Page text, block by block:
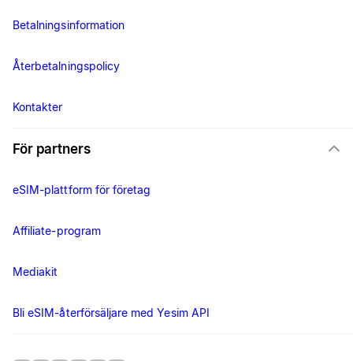
Betalningsinformation
Återbetalningspolicy
Kontakter
För partners
eSIM-plattform för företag
Affiliate-program
Mediakit
Bli eSIM-återförsäljare med Yesim API